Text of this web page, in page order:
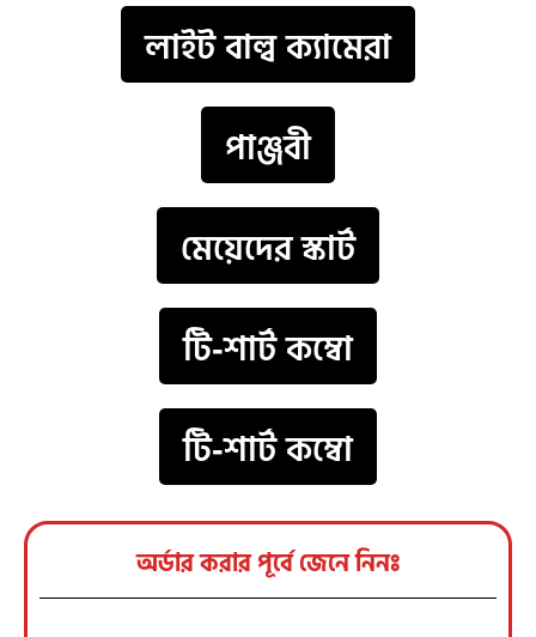
লাইট বাল্ব ক্যামেরা
পাঞ্জবী
মেয়েদের স্কার্ট
টি-শার্ট কম্বো
টি-শার্ট কম্বো
অর্ডার করার পূর্বে জেনে নিনঃ